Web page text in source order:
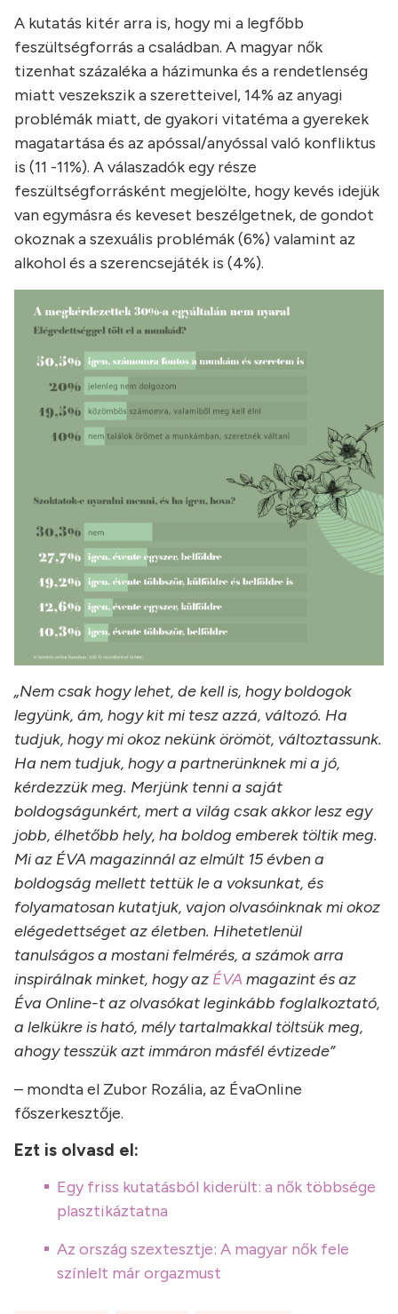
A kutatás kitér arra is, hogy mi a legfőbb
feszültségforrás a családban. A magyar nők
tizenhat százaléka a házimunka és a rendetlenség
miatt veszekszik a szeretteivel, 14% az anyagi
problémák miatt, de gyakori vitatéma a gyerekek
magatartása és az apóssal/anyóssal való konfliktus
is (11 -11%). A válaszadók egy része
feszültségforrásként megjelölte, hogy kevés idejük
van egymásra és keveset beszélgetnek, de gondot
okoznak a szexuális problémák (6%) valamint az
alkohol és a szerencsejáték is (4%).
„Nem csak hogy lehet, de kell is, hogy boldogok
legyünk, ám, hogy kit mi tesz azzá, változó. Ha
tudjuk, hogy mi okoz nekünk örömöt, változtassunk.
Ha nem tudjuk, hogy a partnerünknek mi a jó,
kérdezzük meg. Merjünk tenni a saját
boldogságunkért, mert a világ csak akkor lesz egy
jobb, élhetőbb hely, ha boldog emberek töltik meg.
Mi az ÉVA magazinnál az elmúlt 15 évben a
boldogság mellett tettük le a voksunkat, és
folyamatosan kutatjuk, vajon olvasóinknak mi okoz
elégedettséget az életben. Hihetetlenül
tanulságos a mostani felmérés, a számok arra
inspirálnak minket, hogy az ÉVAmagazint és az
Éva Online-t az olvasókat leginkább foglalkoztató,
a lelkükre is ható, mély tartalmakkal töltsük meg,
ahogy tesszük azt immáron másfél évtizede”
– mondta el Zubor Rozália, az ÉvaOnline
főszerkesztője.
Ezt is olvasd el:
Egy friss kutatásból kiderült: a nők többsége
plasztikáztatna
Az ország szextesztje: A magyar nők fele
színlelt már orgazmust